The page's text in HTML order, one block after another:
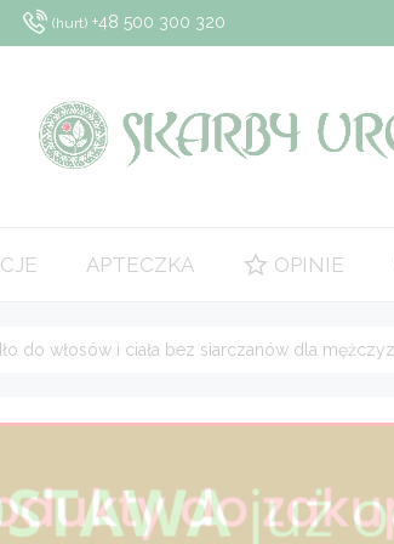
(hurt)+48 500 300 320
APTECZKA OPINIE
do włosów i ciała bez siarczanów dla